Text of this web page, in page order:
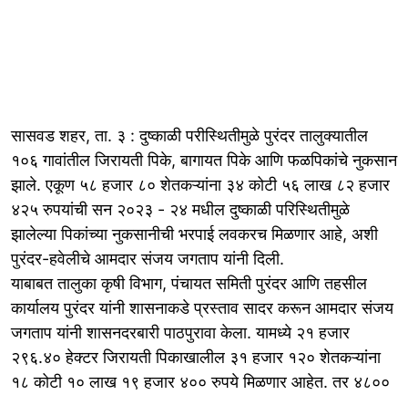
सासवड शहर, ता. ३ : दुष्काळी परीस्थितीमुळे पुरंदर तालुक्यातील
१०६ गावांतील जिरायती पिके, बागायत पिके आणि फळपिकांचे नुकसान
झाले. एकूण ५८ हजार ८० शेतकऱ्यांना ३४ कोटी ५६ लाख ८२ हजार
४२५ रुपयांची सन २०२३ - २४ मधील दुष्काळी परिस्थितीमुळे
झालेल्या पिकांच्या नुकसानीची भरपाई लवकरच मिळणार आहे, अशी
पुरंदर-हवेलीचे आमदार संजय जगताप यांनी दिली.
याबाबत तालुका कृषी विभाग, पंचायत समिती पुरंदर आणि तहसील
कार्यालय पुरंदर यांनी शासनाकडे प्रस्ताव सादर करून आमदार संजय
जगताप यांनी शासनदरबारी पाठपुरावा केला. यामध्ये २१ हजार
२९६.४० हेक्टर जिरायती पिकाखालील ३१ हजार १२० शेतकऱ्यांना
१८ कोटी १० लाख १९ हजार ४०० रुपये मिळणार आहेत. तर ४८००